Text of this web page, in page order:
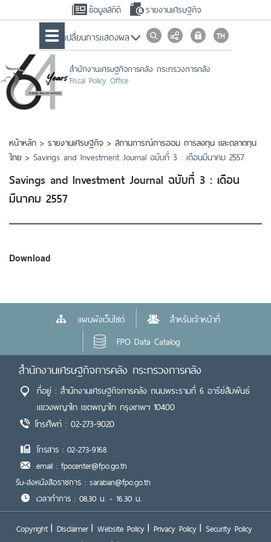
ข้อมูลสถิติ รายงานเศรษฐกิจ
เปลื่ยนการแสดงผล
สำนักงานเศรษฐกิจการคลัง กระทรวงการคลัง
Fiscal Policy Office
หน้าหลัก > รายงานเศรษฐกิจ > สถานการณ์การออม การลงทุน และตลาดทุน
ไทย > Savings and Investment Journal ฉบับที่ 3 : เดือนมีนาคม 2557
Savings and Investment Journal ฉบับที่ 3 : เดือน
มีนาคม 2557
Download
แผนผังเว็บไซต์
สำหรับเจ้าหน้าที่
FPO Data Catalog
สำนักงานเศรษฐกิจการคลัง กระทรวงการคลัง
ที่อยู่ : สำนักงานเศรษฐกิจการคลัง ถนนพระรามที่ 6 อารีย์สัมพันธ์
แขวงพญาไท เขตพญาไท กรุงเทพฯ 10400
โทรศัพท์ : 02-273-9020
โทรสาร : 02-273-9168
email : fpocenter@fpo.go.th
รับ-ส่งหนังสือราชการ : saraban@fpo.go.th
เวลาทำการ : 08.30 น. - 16.30 น.
Copyright Disclaimer Website Policy Privacy Policy Security Policy